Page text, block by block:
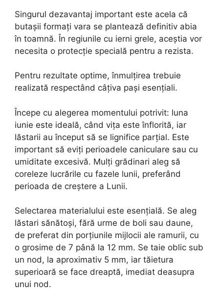
Singurul dezavantaj important este acela că
butașii formați vara se plantează definitiv abia
în toamnă. În regiunile cu ierni grele, aceștia vor
necesita o protecție specială pentru a rezista.
Pentru rezultate optime, înmulțirea trebuie
realizată respectând câțiva pași esențiali.
Începe cu alegerea momentului potrivit: luna
iunie este ideală, când vița este înflorită, iar
lăstarii au început să se lignifice parțial. Este
important să eviți perioadele caniculare sau cu
umiditate excesivă. Mulți grădinari aleg să
coreleze lucrările cu fazele lunii, preferând
perioada de creștere a Lunii.
Selectarea materialului este esențială. Se aleg
lăstari sănătoși, fără urme de boli sau daune,
de preferat din porțiunile mijlocii ale ramurii, cu
o grosime de 7 până la 12 mm. Se taie oblic sub
un nod, la aproximativ 5 mm, iar tăietura
superioară se face dreaptă, imediat deasupra
unui nod.